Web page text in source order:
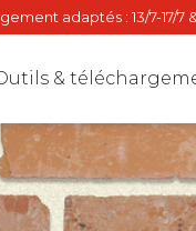
adaptés : 13/7-17/7
&
Dealer
Stalton